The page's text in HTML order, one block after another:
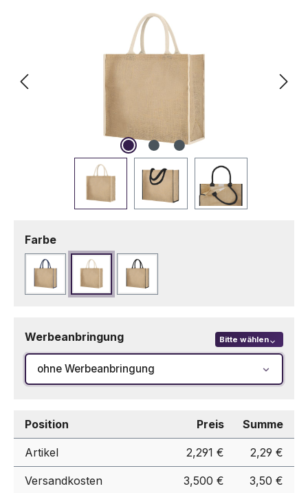
Farbeauswählen
MarineblauNaturfarbe
Werbeanbringung Bitte wählen
ohne Werbeanbringung
Position Preis Summe
Artikel 2,291 € 2,29 €
Versandkosten 3,500 € 3,50 €